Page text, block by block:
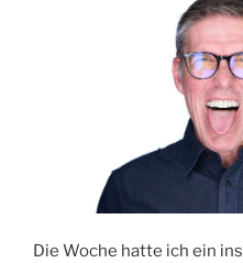
Die Woche hatte ich ein